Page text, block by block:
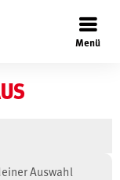
Menü
×
Auswahl